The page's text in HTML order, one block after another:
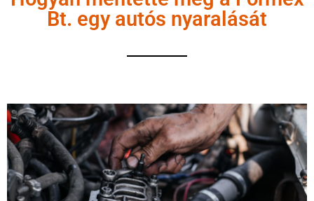
Bt. egy autós nyaralását